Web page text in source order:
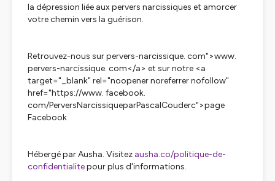
la dépression liée aux pervers narcissiques et amorcer
votre chemin vers la guérison.
Retrouvez-nous sur pervers-narcissique. com">www.
pervers-narcissique. com</a> et sur notre <a
target="_blank" rel="noopener noreferrer nofollow"
href="https://www. facebook.
com/PerversNarcissiqueparPascalCouderc">page
Facebook
Hébergé par Ausha. Visitez ausha.co/politique-de-
confidentialitepour plus d'informations.